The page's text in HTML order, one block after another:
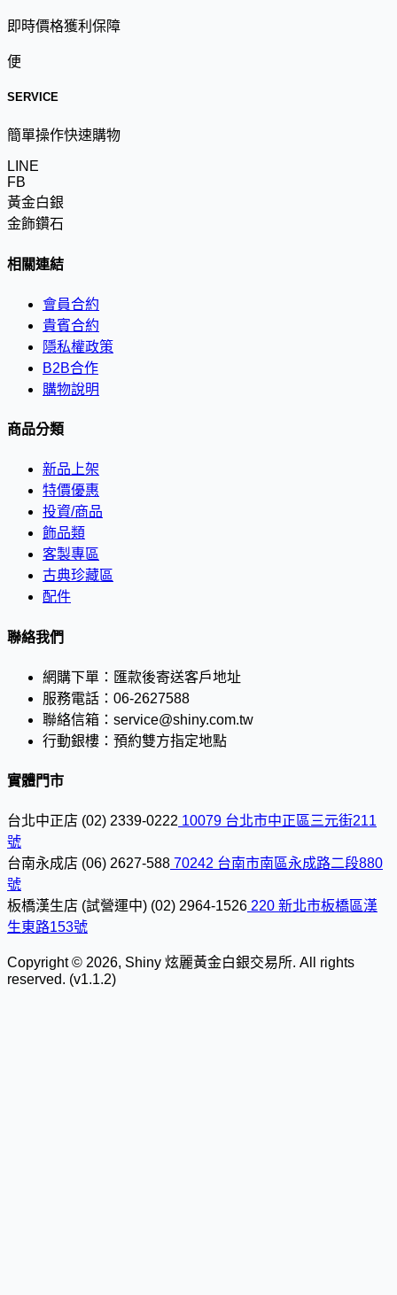
即時價格獲利保障
便
SERVICE
簡單操作快速購物
LINE
FB
黃金白銀
金飾鑽石
相關連結
會員合約
貴賓合約
隱私權政策
B2B合作
購物說明
商品分類
新品上架
特價優惠
投資/商品
飾品類
客製專區
古典珍藏區
配件
聯絡我們
網購下單： 匯款後寄送客戶地址
服務電話： 06-2627588
聯絡信箱： service@shiny.com.tw
行動銀樓： 預約雙方指定地點
實體門市
台北中正店 (02) 2339-0222 10079 台北市中正區三元街211
號
台南永成店 (06) 2627-588 70242 台南市南區永成路二段880
號
板橋漢生店 (試營運中) (02) 2964-1526 220 新北市板橋區漢
生東路153號
Copyright © 2026, Shiny 炫麗黃金白銀交易所. All rights
reserved. (v1.1.2)